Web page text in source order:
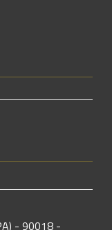
- 90018 -